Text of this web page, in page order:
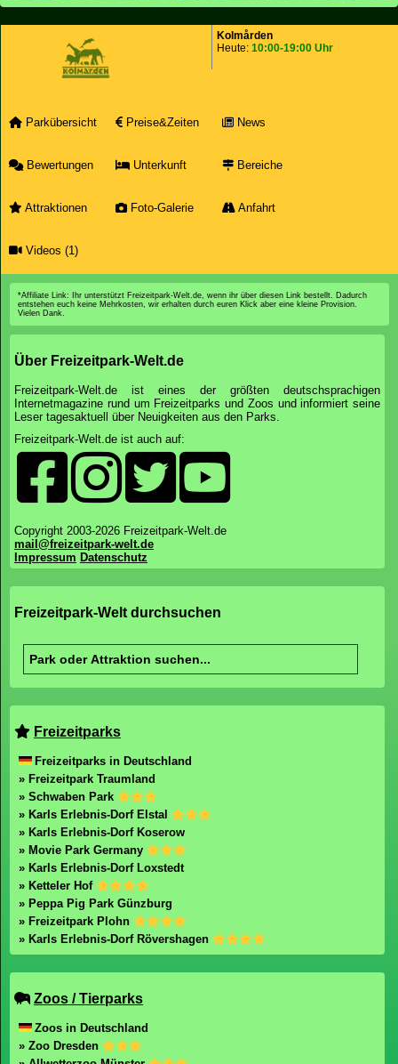
Kolmården
Heute: 10:00-19:00 Uhr
Parkübersicht Preise&Zeiten News
Bewertungen Unterkunft Bereiche
Attraktionen Foto-Galerie Anfahrt
Videos (1)
*Affiliate Link: Ihr unterstützt Freizeitpark-Welt.de, wenn ihr über diesen Link bestellt. Dadurch
entstehen euch keine Mehrkosten, wir erhalten durch euren Klick aber eine kleine Provision.
Vielen Dank.
Über Freizeitpark-Welt.de
Freizeitpark-Welt.de ist eines der größten deutschsprachigen
Internetmagazine rund um Freizeitparks und Zoos und informiert seine
Leser tagesaktuell über Neuigkeiten aus den Parks.
Freizeitpark-Welt.de ist auch auf:
Copyright 2003-2026 Freizeitpark-Welt.de
mail@freizeitpark-welt.de
Impressum Datenschutz
Freizeitpark-Welt durchsuchen
Freizeitparks
Freizeitparks in Deutschland
» Freizeitpark Traumland
» Schwaben Park
» Karls Erlebnis-Dorf Elstal
» Karls Erlebnis-Dorf Koserow
» Movie Park Germany
» Karls Erlebnis-Dorf Loxstedt
» Ketteler Hof
» Peppa Pig Park Günzburg
» Freizeitpark Plohn
» Karls Erlebnis-Dorf Rövershagen
Zoos / Tierparks
Zoos in Deutschland
» Zoo Dresden